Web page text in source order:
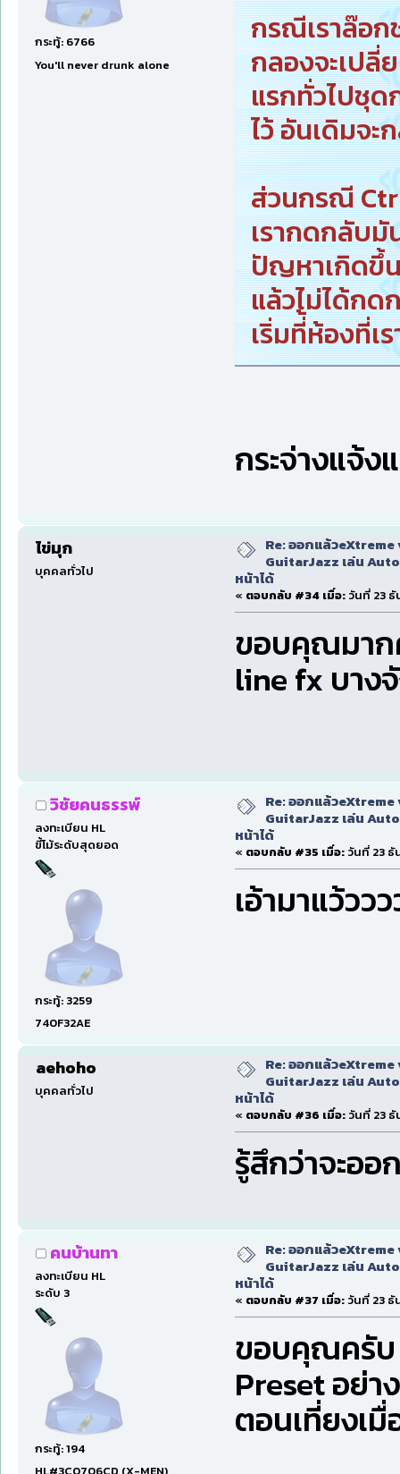
กระทู้: 6766
You'll never drunk alone
กรณีเราล๊อก
กลองจะเปลี่
แรกทั่วไปชุด
ไว้ อันเดิมจะ
ส่วนกรณี
เรากดกลับมั
ปัญหาเกิดขึ้
แล้วไม่ได้กด
เริ่มที่้ห้องที่เ
กระจ่างแจ้
ไข่มุก
บุคคลทั่วไป
Re: ออกแล้ว
GuitarJazz เล่น
หน้าได้
« ตอบกลับ #34 เมื่อ: วันที่ 23 ธั
ขอบคุณมาก
line fx บาง
วิชัยคนธรรพ์
ลงทะเบียน HL
ขี้โม้ระดับสุดยอด
กระทู้: 3259
740F32AE
Re: ออกแล้ว
GuitarJazz เล่น
หน้าได้
« ตอบกลับ #35 เมื่อ: วันที่ 23 ธั
เอ้ามาแว้ว
aehoho
บุคคลทั่วไป
Re: ออกแล้ว
GuitarJazz เล่น
หน้าได้
« ตอบกลับ #36 เมื่อ: วันที่ 23 ธั
รู้สึกว่าจะออ
คนบ้านทา
ลงทะเบียน HL
ระดับ 3
กระทู้: 194
Re: ออกแล้ว
GuitarJazz เล่น
หน้าได้
« ตอบกลับ #37 เมื่อ: วันที่ 23 ธั
ขอบคุณครับ
Preset อย่า
ตอนเที่ยงเ